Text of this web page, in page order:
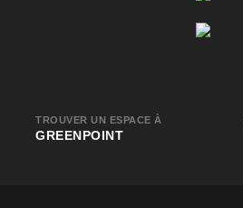
TROUVER UN ESPACE À
GREENPOINT